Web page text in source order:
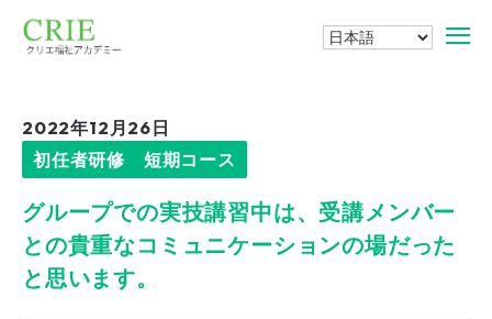
2022年12月26日
初任者研修 短期コース
グループでの実技講習中は、受講メンバー
との貴重なコミュニケーションの場だった
と思います。